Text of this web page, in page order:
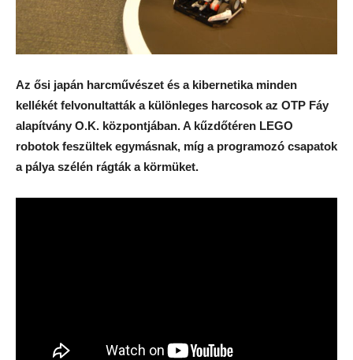
Az ősi japán harcművészet és a kibernetika minden
kellékét felvonultatták a különleges harcosok az OTP Fáy
alapítvány O.K. központjában. A kűzdőtéren LEGO
robotok feszültek egymásnak, míg a programozó csapatok
a pálya szélén rágták a körmüket.